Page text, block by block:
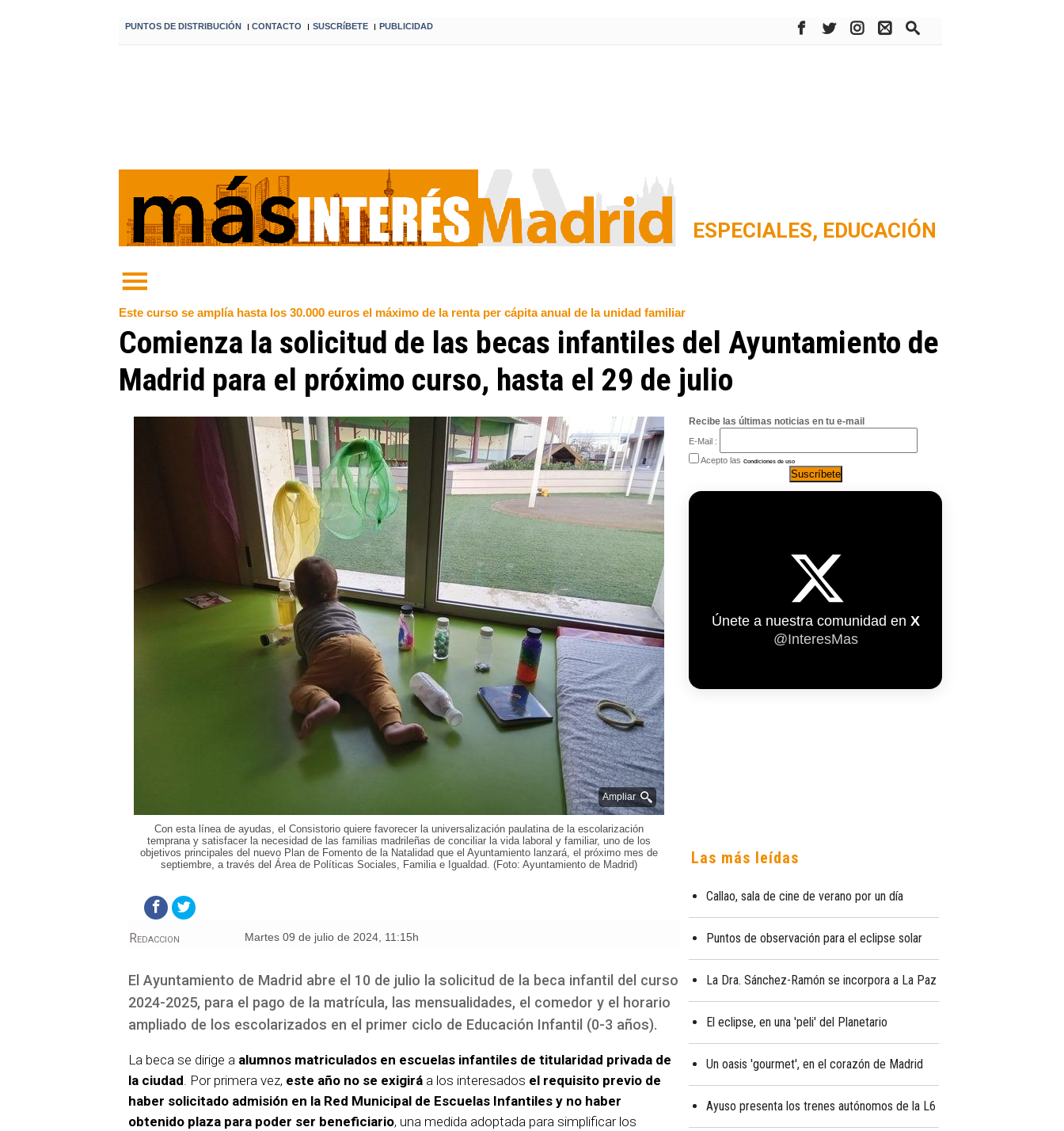
PUNTOS DE DISTRIBUCIÓN I CONTACTO I SUSCRíBETE I PUBLICIDAD
ESPECIALES, EDUCACIÓN
Este curso se amplía hasta los 30.000 euros el máximo de la renta per cápita anual de la unidad familiar
Comienza la solicitud de las becas infantiles del Ayuntamiento de
Madrid para el próximo curso, hasta el 29 de julio
Ampliar
Con esta línea de ayudas, el Consistorio quiere favorecer la universalización paulatina de la escolarización
temprana y satisfacer la necesidad de las familias madrileñas de conciliar la vida laboral y familiar, uno de los
objetivos principales del nuevo Plan de Fomento de la Natalidad que el Ayuntamiento lanzará, el próximo mes de
septiembre, a través del Área de Políticas Sociales, Familia e Igualdad. (Foto: Ayuntamiento de Madrid)
martes 09 de julio de 2024, 11:15h
Redaccion
El Ayuntamiento de Madrid abre el 10 de julio la solicitud de la beca infantil del curso
2024-2025, para el pago de la matrícula, las mensualidades, el comedor y el horario
ampliado de los escolarizados en el primer ciclo de Educación Infantil (0-3 años).
La beca se dirige a alumnos matriculados en escuelas infantiles de titularidad privada de
la ciudad. Por primera vez, este año no se exigirá a los interesados el requisito previo de
haber solicitado admisión en la Red Municipal de Escuelas Infantiles y no haber
obtenido plaza para poder ser beneficiario, una medida adoptada para simplificar los
Recibe las últimas noticias en tu e-mail
E-Mail :
Acepto las Condiciones de uso
Únete a nuestra comunidad en X
@InteresMas
Las más leídas
Callao, sala de cine de verano por un día
Puntos de observación para el eclipse solar
La Dra. Sánchez-Ramón se incorpora a La Paz
El eclipse, en una 'peli' del Planetario
Un oasis 'gourmet', en el corazón de Madrid
Ayuso presenta los trenes autónomos de la L6